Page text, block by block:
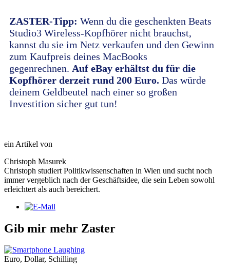
ZASTER-Tipp: Wenn du die geschenkten Beats
Studio3 Wireless-Kopfhörer nicht brauchst,
kannst du sie im Netz verkaufen und den Gewinn
zum Kaufpreis deines MacBooks
gegenrechnen. Auf eBay erhältst du für die
Kopfhörer derzeit rund 200 Euro. Das würde
deinem Geldbeutel nach einer so großen
Investition sicher gut tun!
ein Artikel von
Christoph Masurek
Christoph studiert Politikwissenschaften in Wien und sucht noch
immer vergeblich nach der Geschäftsidee, die sein Leben sowohl
erleichtert als auch bereichert.
Gib mir mehr Zaster
Euro, Dollar, Schilling